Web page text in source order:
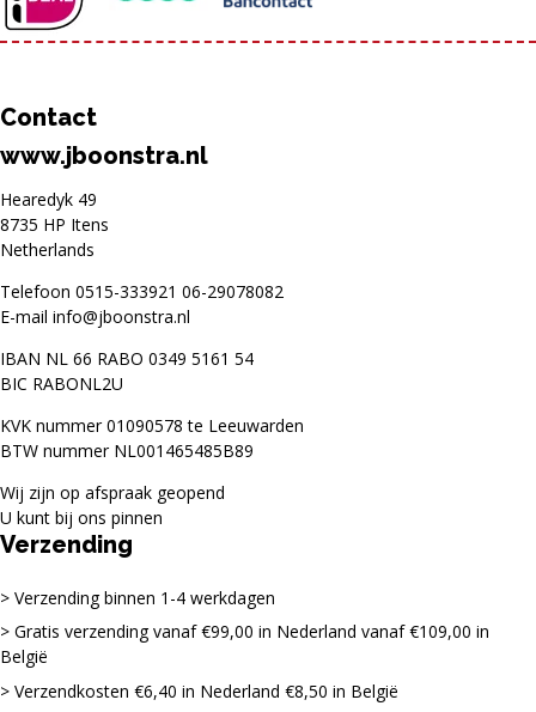
Contact
www.jboonstra.nl
Hearedyk 49
8735 HP Itens
Netherlands
Telefoon 0515-333921 06-29078082
E-mail info@jboonstra.nl
IBAN NL 66 RABO 0349 5161 54
BIC RABONL2U
KVK nummer 01090578 te Leeuwarden
BTW nummer NL001465485B89
Wij zijn op afspraak geopend
U kunt bij ons pinnen
Verzending
Verzending binnen 1-4 werkdagen
Gratis verzending vanaf €99,00 in Nederland vanaf €109,00 in
België
Verzendkosten €6,40 in Nederland €8,50 in België